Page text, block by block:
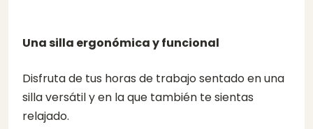
Una silla ergonómica y funcional
Disfruta de tus horas de trabajo sentado en una
silla versátil y en la que también te sientas
relajado.